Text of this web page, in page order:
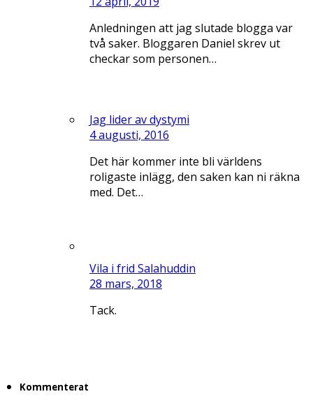
Anledningen att jag slutade blogga var
två saker. Bloggaren Daniel skrev ut
checkar som personen…
Jag lider av dystymi
4 augusti, 2016
Det här kommer inte bli världens
roligaste inlägg, den saken kan ni räkna
med. Det…
Vila i frid Salahuddin
28 mars, 2018
Tack.
Kommenterat